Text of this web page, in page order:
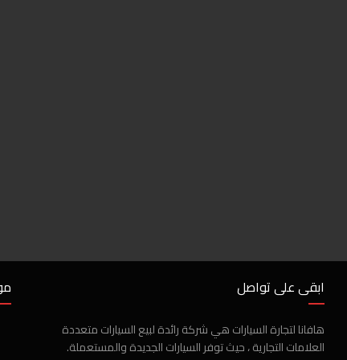
ابقى على تواصل
هافانا لتجارة السيارات هي شركة رائدة لبيع السيارات متعددة
العلامات التجارية ، حيث توفر السيارات الجديدة والمستعملة.